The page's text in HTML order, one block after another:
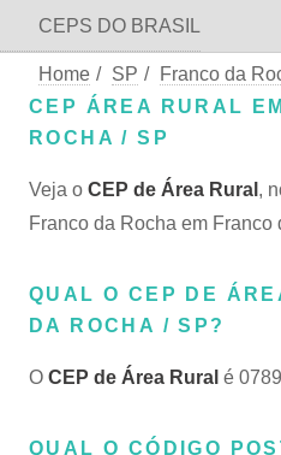
CEPS DO BRASIL
Home / SP / Franco da
CEP ÁREA RURAL
ROCHA / SP
Veja o CEP de Área Rural ,
Franco da Rocha em Franco
QUAL O CEP DE
DA ROCHA / SP?
O CEP de Área Rural é
QUAL O CÓDIGO